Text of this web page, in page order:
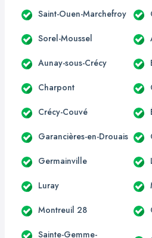
Saint-Ouen-Marchefroy
Sorel-Moussel
Aunay-sous-Crécy
Charpont
Crécy-Couvé
Garancières-en-Drouais
Germainville
Luray
Montreuil 28
Sainte-Gemme-